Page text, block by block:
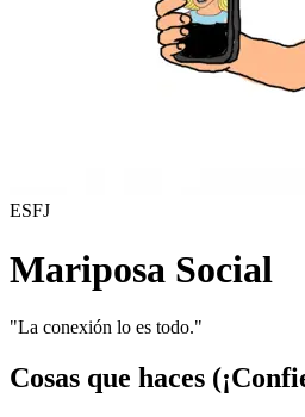
ESFJ
Mariposa Social
"La conexión lo es todo."
Cosas que haces